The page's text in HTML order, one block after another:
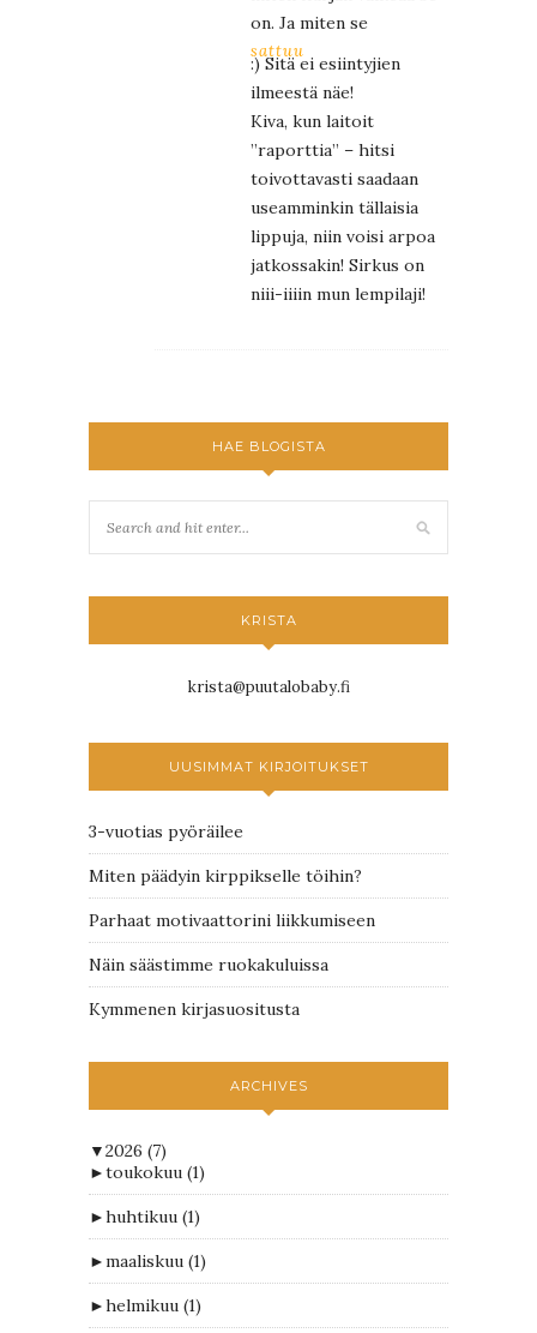
on. Ja miten se
sattuu
:) Sitä ei esiintyjien
ilmeestä näe!
Kiva, kun laitoit
”raporttia” – hitsi
toivottavasti saadaan
useamminkin tällaisia
lippuja, niin voisi arpoa
jatkossakin! Sirkus on
niii-iiiin mun lempilaji!
HAE BLOGISTA
KRISTA
krista@puutalobaby.fi
UUSIMMAT KIRJOITUKSET
3-vuotias pyöräilee
Miten päädyin kirppikselle töihin?
Parhaat motivaattorini liikkumiseen
Näin säästimme ruokakuluissa
Kymmenen kirjasuositusta
ARCHIVES
▼2026 (7)
►toukokuu (1)
►huhtikuu (1)
►maaliskuu (1)
►helmikuu (1)